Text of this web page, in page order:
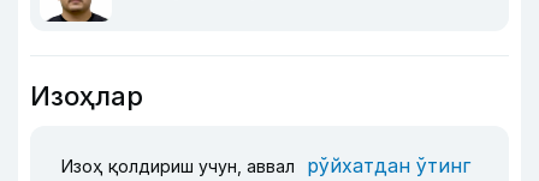
Изоҳлар
Изоҳ қолдириш учун, аввал рўйхатдан ўтинг